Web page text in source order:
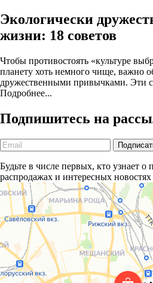
Экологически
жизни: 18 советов
Чтобы противостоять «культуре
планету хоть немного чище, важно
дружественными привычками. Эти
Подробнее...
Подпишитесь на
Будьте в числе первых, кто узнает о
распродажах и интересных новостях